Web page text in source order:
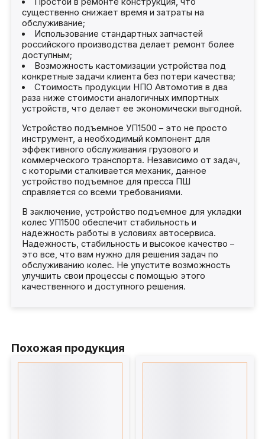
существенно снижает время и затраты на
обслуживание;
Использование стандартных запчастей
российского производства делает ремонт более
доступным;
Возможность кастомизации устройства под
конкретные задачи клиента без потери качества;
Стоимость продукции НПО Автомотив в два
раза ниже стоимости аналогичных импортных
устройств, что делает ее экономически выгодной.
Устройство подъемное УП1500 – это не просто
инструмент, а необходимый компонент для
эффективного обслуживания грузового и
коммерческого транспорта. Независимо от задач,
с которыми сталкивается механик, данное
устройство подъемное для пресса ПШ
справляется со всеми требованиями.
В заключение, устройство подъемное для укладки
колес УП1500 обеспечит стабильность и
надежность работы в условиях автосервиса.
Надежность, стабильность и высокое качество –
это все, что вам нужно для решения задач по
обслуживанию колес. Не упустите возможность
улучшить свои процессы с помощью этого
качественного и доступного решения.
Похожая продукция